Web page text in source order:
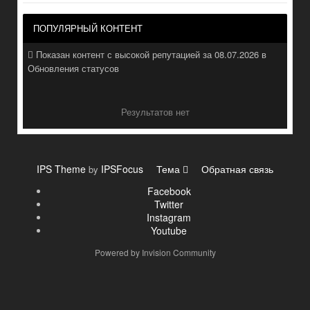
ПОПУЛЯРНЫЙ КОНТЕНТ
Показан контент с высокой репутацией за 08.07.2026 в
Обновления статусов
Результатов нет
IPS Theme by IPSFocus Тема
Обратная связь
Facebook
Twitter
Instagram
Youtube
Powered by Invision Community